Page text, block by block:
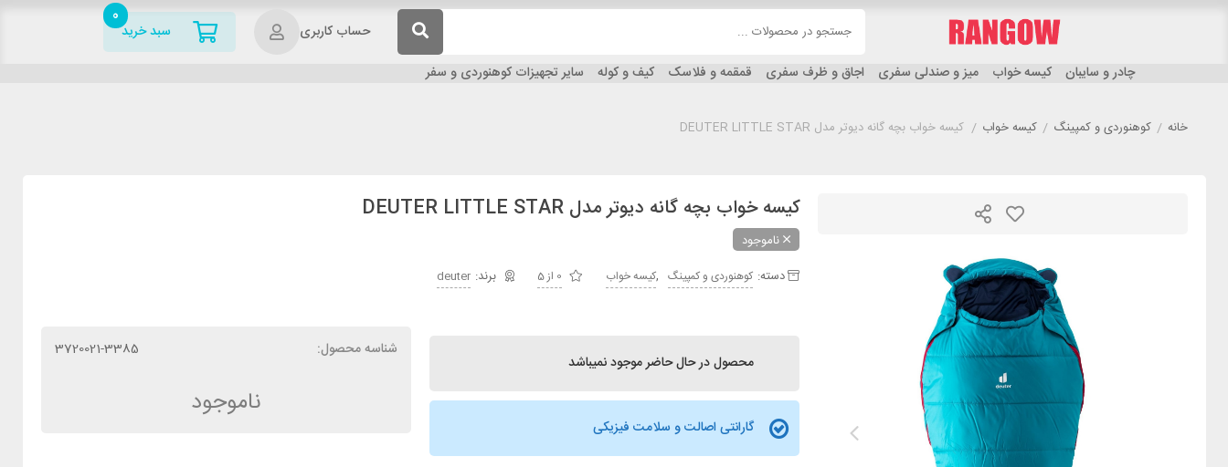
حساب کاربری سبد خرید
0
چادر و سایبان کیسه خواب میز و صندلی سفری اجاق و ظرف سفری قمقمه و فلاسک کیف و کوله سایر تجهیزات کوهنوردی و سفر
خانه / کوهنوردی و کمپینگ / کیسه خواب / کیسه خواب بچه گانه دیوتر مدل DEUTER LITTLE STAR
کیسه خواب بچه گانه دیوتر مدل DEUTER LITTLE STAR
ناموجود
دسته: کوهنوردی و کمپینگ ,کیسه خواب 0 از 5 deuter
محصول در حال حاضر موجود نمیباشد
گارانتی اصالت و سلامت فیزیکی
شناسه محصول: 3720021-3385
ناموجود